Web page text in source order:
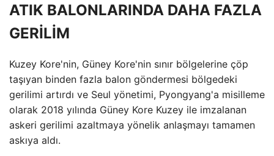
ATIK BALONLARINDA DAHA FAZLA
GERİLİM
Kuzey Kore'nin, Güney Kore'nin sınır bölgelerine çöp
taşıyan binden fazla balon göndermesi bölgedeki
gerilimi artırdı ve Seul yönetimi, Pyongyang'a misilleme
olarak 2018 yılında Güney Kore Kuzey ile imzalanan
askeri gerilimi azaltmaya yönelik anlaşmayı tamamen
askıya aldı.